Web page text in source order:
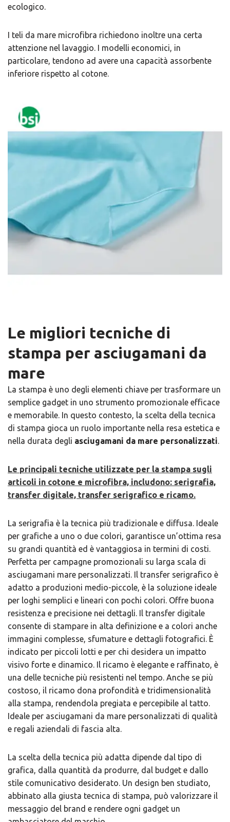
ecologico.
I ​teli da mare microfibra richiedono inoltre una certa
attenzione nel lavaggio. I modelli economici, in
particolare, tendono ad avere una capacità assorbente
inferiore rispetto al cotone.
Le migliori tecniche di
stampa per asciugamani da
mare
La stampa è uno degli elementi chiave per trasformare un
semplice gadget in uno strumento promozionale efficace
e memorabile. In questo contesto, la scelta della tecnica
di stampa gioca un ruolo importante nella resa estetica e
nella durata degli asciugamani da mare personalizzati.
Le principali tecniche utilizzate per la stampa sugli
articoli in cotone e ​microfibra, includono: serigrafia,
transfer digitale, transfer serigrafico e ricamo.
La serigrafia è la tecnica più tradizionale e diffusa. Ideale
per grafiche a uno o due colori, garantisce un’ottima resa
su grandi quantità ed è vantaggiosa in termini di costi.
Perfetta per campagne promozionali su larga scala di
asciugamani mare personalizzati. Il transfer serigrafico è
adatto a produzioni medio-piccole, è la soluzione ideale
per loghi semplici e lineari con pochi colori. Offre buona
resistenza e precisione nei dettagli. Il transfer digitale
consente di stampare in alta definizione e a colori anche
immagini complesse, sfumature e dettagli fotografici. È
indicato per piccoli lotti e per chi desidera un impatto
visivo forte e dinamico. Il ricamo è elegante e raffinato, è
una delle tecniche più resistenti nel tempo. Anche se più
costoso, il ricamo dona profondità e tridimensionalità
alla stampa, rendendola pregiata e percepibile al tatto.
Ideale per asciugamani da mare personalizzati di qualità
e regali aziendali di fascia alta.
La scelta della tecnica più adatta dipende dal tipo di
grafica, dalla quantità da produrre, dal budget e dallo
stile comunicativo desiderato. Un design ben studiato,
abbinato alla giusta tecnica di stampa, può valorizzare il
messaggio del brand e rendere ogni gadget un